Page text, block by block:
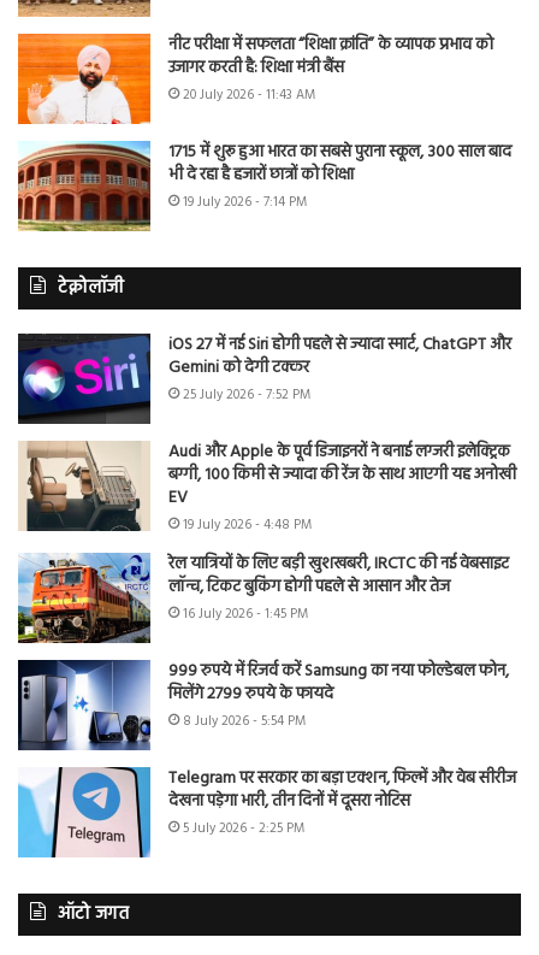
नीट परीक्षा में सफलता “शिक्षा क्रांति” के व्यापक प्रभाव को
उजागर करती है: शिक्षा मंत्री बैंस
20 July 2026 - 11:43 AM
1715 में शुरू हुआ भारत का सबसे पुराना स्कूल, 300 साल बाद
भी दे रहा है हजारों छात्रों को शिक्षा
19 July 2026 - 7:14 PM
टेक्नोलॉजी
iOS 27 में नई Siri होगी पहले से ज्यादा स्मार्ट, ChatGPT और
Gemini को देगी टक्कर
25 July 2026 - 7:52 PM
Audi और Apple के पूर्व डिजाइनरों ने बनाई लग्जरी इलेक्ट्रिक
बग्गी, 100 किमी से ज्यादा की रेंज के साथ आएगी यह अनोखी
EV
19 July 2026 - 4:48 PM
रेल यात्रियों के लिए बड़ी खुशखबरी, IRCTC की नई वेबसाइट
लॉन्च, टिकट बुकिंग होगी पहले से आसान और तेज
16 July 2026 - 1:45 PM
999 रुपये में रिजर्व करें Samsung का नया फोल्डेबल फोन,
मिलेंगे 2799 रुपये के फायदे
8 July 2026 - 5:54 PM
Telegram पर सरकार का बड़ा एक्शन, फिल्में और वेब सीरीज
देखना पड़ेगा भारी, तीन दिनों में दूसरा नोटिस
5 July 2026 - 2:25 PM
ऑटो जगत